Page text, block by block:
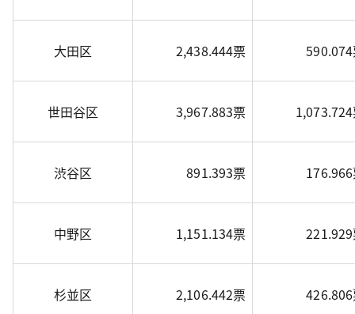
大田区 2,438.444票
世田谷区 3,967.883票
渋谷区 891.393票
中野区 1,151.134票
杉並区 2,106.442票